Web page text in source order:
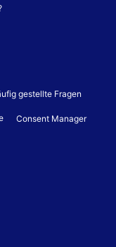
gestellte Fragen
Consent Manager